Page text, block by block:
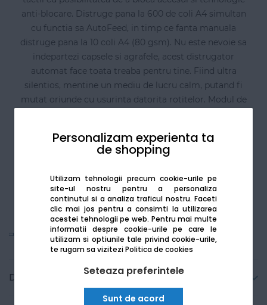
Personalizam experienta ta
de shopping
Utilizam tehnologii precum cookie-urile pe
site-ul nostru pentru a personaliza
continutul si a analiza traficul nostru. Faceti
clic mai jos pentru a consimti la utilizarea
acestei tehnologii pe web. Pentru mai multe
informatii despre cookie-urile pe care le
utilizam si optiunile tale privind cookie-urile,
te rugam sa viziteziPolitica de cookies
Seteaza preferintele
Sunt de acord
anti-blocare. Distruge pana la 600 de coli A4 simultan
cu functia sa AutoFeed, in timp ce fanta manuala
distruge pana la 10 coli A4 (80 gsm). Nu este nevoie sa
indepartezi capsele si agrafele, acest distrugator
automat face toata treaba pentru tine. Fiind ultra
silentios, mentine un mediu de lucru calm, putand fi
mutat oriunde cu usurinta datorita rotitelor. Modul de
mai usoara si un senzor infrarosu ce arata cand este
complet plin. Fiecare document este distrus la un
documentelor confidentiale.
Vezi mai mult
Detalii tehnice